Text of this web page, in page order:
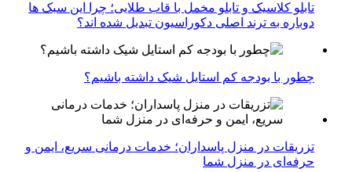
تابلو کلاسیک و تابلو مخمل با قاب طلایی؛ چرا این سبک ها
دوباره به ترند اصلی دکوراسیون تبدیل شده اند؟
چطور با بودجه کم استایل شیک داشته باشیم؟
تزریقات در منزل پاسداران؛ خدمات درمانی سریع، ایمن و
حرفه‌ای در منزل شما